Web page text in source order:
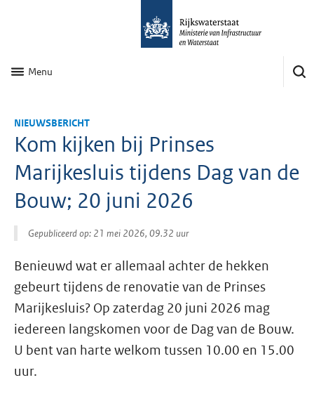
Menu
NIEUWSBERICHT
Kom kijken bij Prinses
Marijkesluis tijdens Dag van de
Bouw; 20 juni 2026
Gepubliceerd op: 21 mei 2026, 09.32 uur
Benieuwd wat er allemaal achter de hekken
gebeurt tijdens de renovatie van de Prinses
Marijkesluis? Op zaterdag 20 juni 2026 mag
iedereen langskomen voor de Dag van de Bouw.
U bent van harte welkom tussen 10.00 en 15.00
uur.